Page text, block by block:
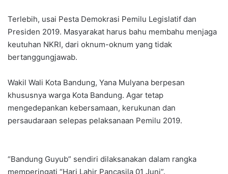
Terlebih, usai Pesta Demokrasi Pemilu Legislatif dan
Presiden 2019. Masyarakat harus bahu membahu menjaga
keutuhan NKRI, dari oknum-oknum yang tidak
bertanggungjawab.
Wakil Wali Kota Bandung, Yana Mulyana berpesan
khususnya warga Kota Bandung. Agar tetap
mengedepankan kebersamaan, kerukunan dan
persaudaraan selepas pelaksanaan Pemilu 2019.
“Bandung Guyub” sendiri dilaksanakan dalam rangka
memperingati “Hari Lahir Pancasila 01 Juni”.